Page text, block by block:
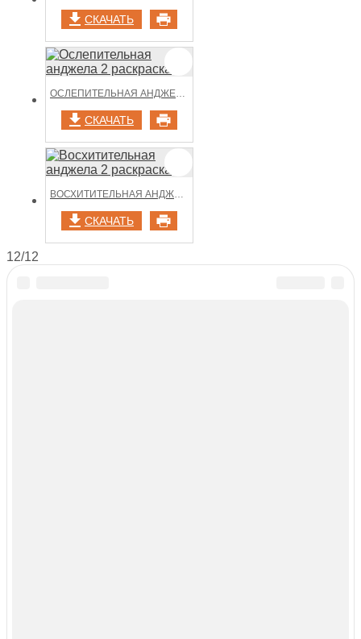
СКАЧАТЬ
ОСЛЕПИТЕЛЬНАЯ АНДЖЕЛА 2 РАСКРАСКА
СКАЧАТЬ
ВОСХИТИТЕЛЬНАЯ АНДЖЕЛА 2 РАСКРАСКА
СКАЧАТЬ
12/12